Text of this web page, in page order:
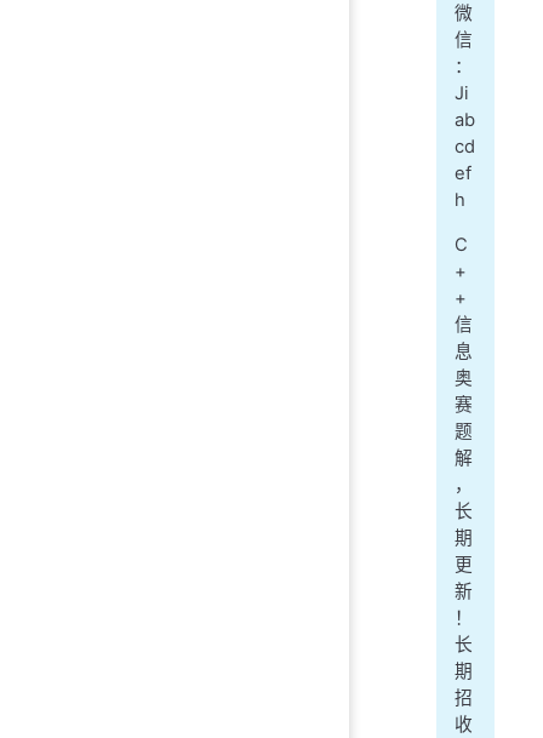
微
信
：
Ji
ab
cd
ef
h
C
+
+
信
息
奥
赛
题
解
，
长
期
更
新
！
长
期
招
收